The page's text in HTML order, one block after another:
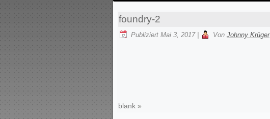
foundry-2
Publiziert Mai 3, 2017| Von Johnny Krüger
blank »